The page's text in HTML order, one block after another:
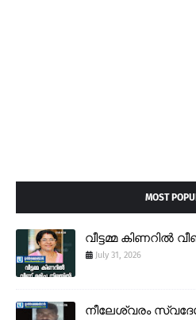
MOST
വീട്ടമ്മ കിണറിൽ
July 31, 2026
നീലേശ്വരം